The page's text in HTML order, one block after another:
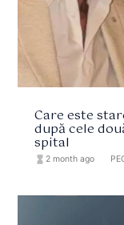
Care este
după cele
spital
hourglass_full 2 month ago